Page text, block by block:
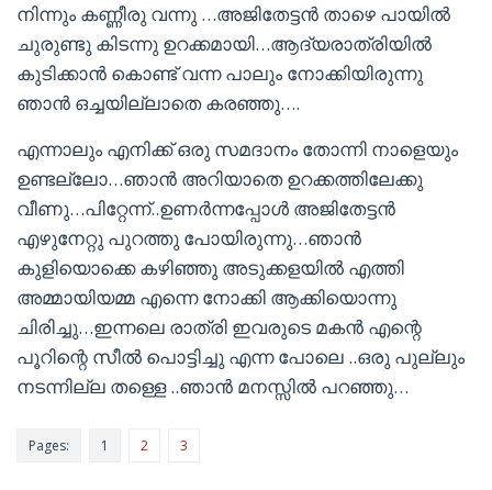
നിന്നും കണ്ണീരു വന്നു …അജിതേട്ടൻ താഴെ പായിൽ
ചുരുണ്ടു കിടന്നു ഉറക്കമായി…ആദ്യരാത്രിയിൽ
കുടിക്കാൻ കൊണ്ട് വന്ന പാലും നോക്കിയിരുന്നു
ഞാൻ ഒച്ചയില്ലാതെ കരഞ്ഞു….
എന്നാലും എനിക്ക് ഒരു സമദാനം തോന്നി നാളെയും
ഉണ്ടല്ലോ…ഞാൻ അറിയാതെ ഉറക്കത്തിലേക്കു
വീണു…പിറ്റേന്ന്..ഉണർന്നപ്പോൾ അജിതേട്ടൻ
എഴുനേറ്റു പുറത്തു പോയിരുന്നു…ഞാൻ
കുളിയൊക്കെ കഴിഞ്ഞു അടുക്കളയിൽ എത്തി
അമ്മായിയമ്മ എന്നെ നോക്കി ആക്കിയൊന്നു
ചിരിച്ചു…ഇന്നലെ രാത്രി ഇവരുടെ മകൻ എന്റെ
പൂറിന്റെ സീൽ പൊട്ടിച്ചു എന്ന പോലെ ..ഒരു പുല്ലും
നടന്നില്ല തള്ളെ ..ഞാൻ മനസ്സിൽ പറഞ്ഞു…
Pages: 1 2 3